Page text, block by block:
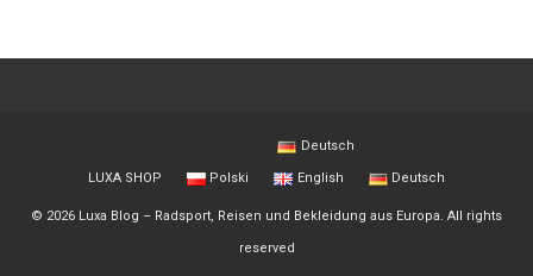
LUXA SHOP
Deutsch
Polski English Deutsch
© 2026 Luxa Blog – Radsport, Reisen und Bekleidung aus Europa. All rights
reserved